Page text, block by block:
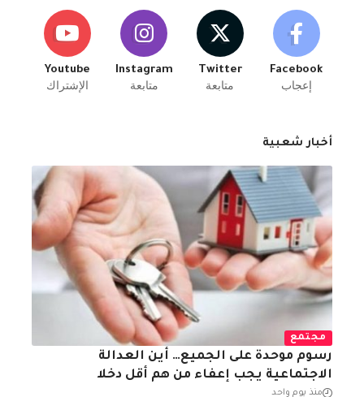
Facebook
إعجاب
Twitter
متابعة
Instagram
متابعة
Youtube
الإشتراك
أخبار شعبية
مجتمع
رسوم موحدة على الجميع… أين العدالة
الاجتماعية يجب إعفاء من هم أقل دخلا
منذ يوم واحد